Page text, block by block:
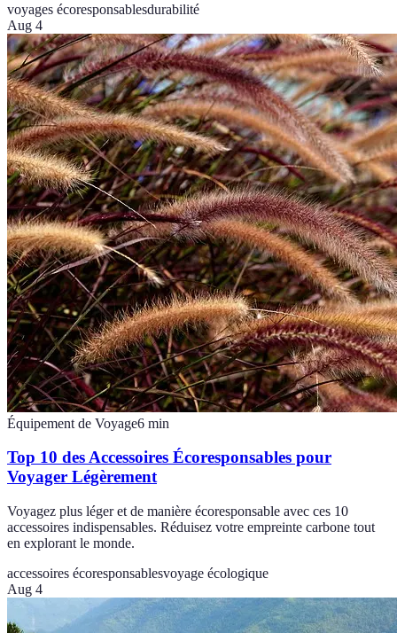
voyages écoresponsablesdurabilité
Aug 4
Équipement de Voyage6 min
Top 10 des Accessoires Écoresponsables pour
Voyager Légèrement
Voyagez plus léger et de manière écoresponsable avec ces 10
accessoires indispensables. Réduisez votre empreinte carbone tout
en explorant le monde.
accessoires écoresponsablesvoyage écologique
Aug 4